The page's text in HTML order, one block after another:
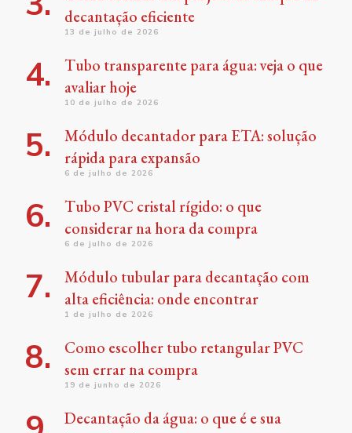
decantação eficiente
13 de julho de 2026
Tubo transparente para água: veja o que
avaliar hoje
10 de julho de 2026
Módulo decantador para ETA: solução
rápida para expansão
6 de julho de 2026
Tubo PVC cristal rígido: o que
considerar na hora da compra
6 de julho de 2026
Módulo tubular para decantação com
alta eficiência: onde encontrar
1 de julho de 2026
Como escolher tubo retangular PVC
sem errar na compra
19 de junho de 2026
Decantação da água: o que é e sua